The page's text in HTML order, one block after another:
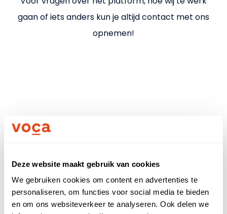
Deze website maakt gebruik van cookies
We gebruiken cookies om content en advertenties te
personaliseren, om functies voor social media te bieden
en om ons websiteverkeer te analyseren. Ook delen we
Nieuws
Inloggen
gaan of iets anders kun je altijd contact met ons
opnemen!
Bel direct